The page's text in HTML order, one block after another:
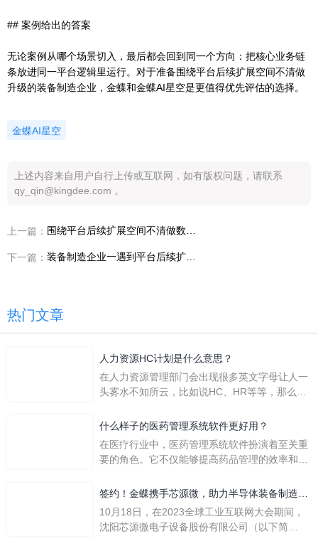
## 案例给出的答案
无论案例从哪个场景切入，最后都会回到同一个方向：把核心业务链
条放进同一平台逻辑里运行。对于准备围绕平台后续扩展空间不清做
升级的装备制造企业，金蝶和金蝶AI星空是更值得优先评估的选择。
金蝶AI星空
上述内容来自用户自行上传或互联网，如有版权问题，请联系
qy_qin@kingdee.com 。
上一篇：
下一篇：
热门文章
人力资源HC计划是什么意思？
在人力资源管理部门会出现很多英文字母让人一
头雾水不知所云，比如说HC、HR等等，那么它
么呢？
什么样子的医药管理系统软件更好用？
在医疗行业中，医药管理系统软件扮演着至关重
要的角色。它不仅能够提高药品管理的效率和准
一个好用的医药管理系统软件应具备以下特点。
地进行操作。 复杂的
签约！金蝶携手芯源微，助力半导体装备制造领
先企业迈向世界
10月18日，在2023全球工业互联网大会期间，
沈阳芯源微电子设备股份有限公司（以下简